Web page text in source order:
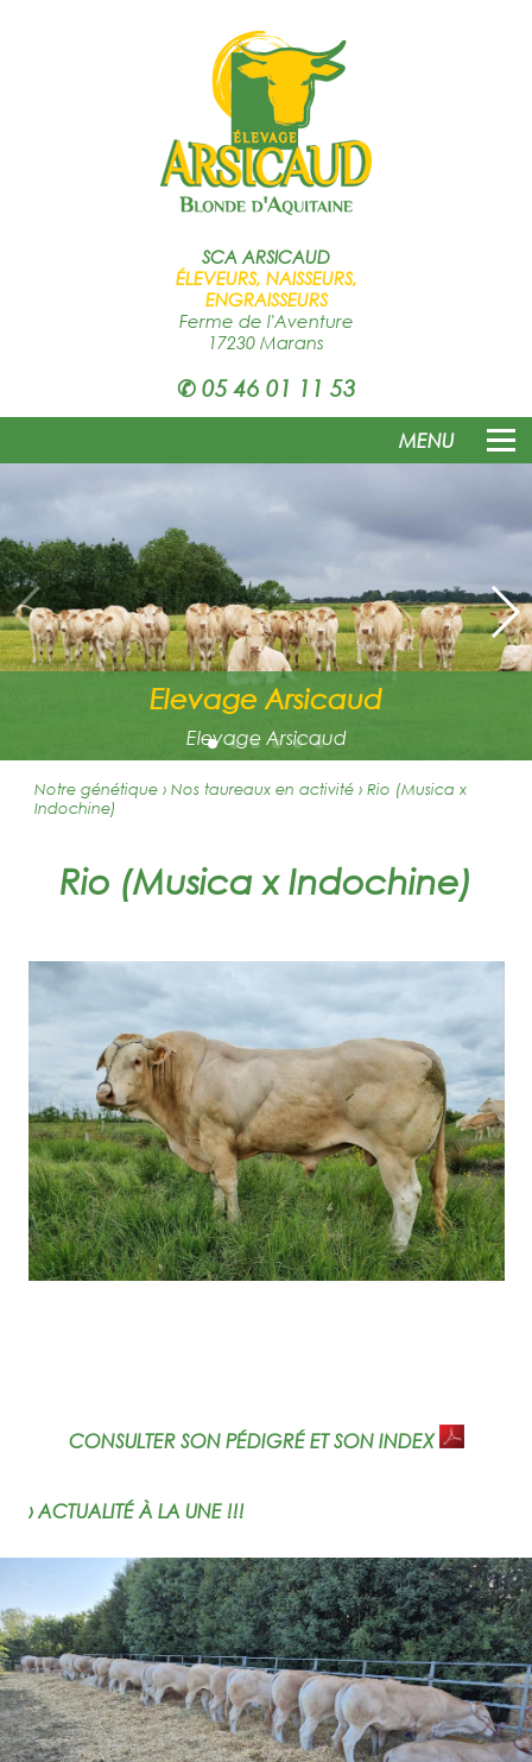
SCA ARSICAUD
ÉLEVEURS, NAISSEURS,
ENGRAISSEURS
Ferme de l'Aventure
17230 Marans
✆ 05 46 01 11 53
MENU
Elevage Arsicaud
Elevage Arsicaud
Notre génétique › Nos taureaux en activité ›Rio (Musica x
Indochine)
Rio (Musica x Indochine)
CONSULTER SON PÉDIGRÉ ET SON INDEX
› ACTUALITÉ À LA UNE !!!